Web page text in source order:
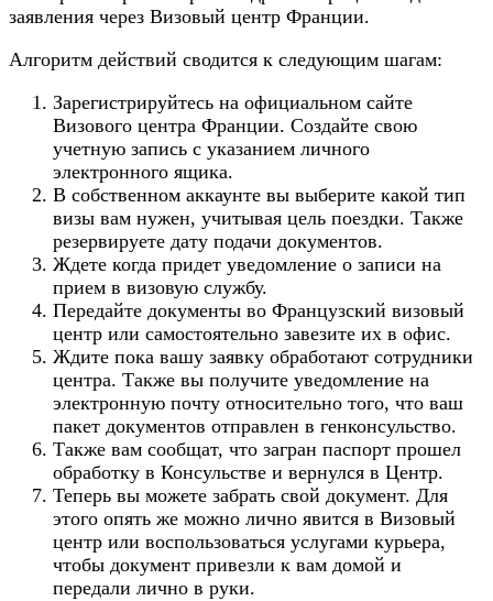
заявления через Визовый центр Франции.
Алгоритм действий сводится к следующим шагам:
Зарегистрируйтесь на официальном сайте
Визового центра Франции. Создайте свою
учетную запись с указанием личного
электронного ящика.
В собственном аккаунте вы выберите какой тип
визы вам нужен, учитывая цель поездки. Также
резервируете дату подачи документов.
Ждете когда придет уведомление о записи на
прием в визовую службу.
Передайте документы во Французский визовый
центр или самостоятельно завезите их в офис.
Ждите пока вашу заявку обработают сотрудники
центра. Также вы получите уведомление на
электронную почту относительно того, что ваш
пакет документов отправлен в генконсульство.
Также вам сообщат, что загран паспорт прошел
обработку в Консульстве и вернулся в Центр.
Теперь вы можете забрать свой документ. Для
этого опять же можно лично явится в Визовый
центр или воспользоваться услугами курьера,
чтобы документ привезли к вам домой и
передали лично в руки.